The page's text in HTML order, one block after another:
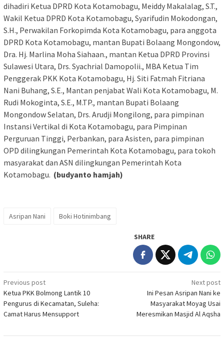
dihadiri Ketua DPRD Kota Kotamobagu, Meiddy Makalalag, S.T.,
Wakil Ketua DPRD Kota Kotamobagu, Syarifudin Mokodongan,
S.H., Perwakilan Forkopimda Kota Kotamobagu, para anggota
DPRD Kota Kotamobagu, mantan Bupati Bolaang Mongondow,
Dra. Hj. Marlina Moha Siahaan., mantan Ketua DPRD Provinsi
Sulawesi Utara, Drs. Syachrial Damopolii., MBA Ketua Tim
Penggerak PKK Kota Kotamobagu, Hj. Siti Fatmah Fitriana
Nani Buhang, S.E., Mantan penjabat Wali Kota Kotamobagu, M.
Rudi Mokoginta, S.E., M.TP., mantan Bupati Bolaang
Mongondow Selatan, Drs. Arudji Mongilong, para pimpinan
Instansi Vertikal di Kota Kotamobagu, para Pimpinan
Perguruan Tinggi, Perbankan, para Asisten, para pimpinan
OPD dilingkungan Pemerintah Kota Kotamobagu, para tokoh
masyarakat dan ASN dilingkungan Pemerintah Kota
Kotamobagu. (budyanto hamjah)
Asripan Nani Boki Hotinimbang
SHARE
Post
navigation
Previous post
Ketua PKK Bolmong Lantik 10
Pengurus di Kecamatan, Suleha:
Camat Harus Mensupport
Next post
Ini Pesan Asripan Nani ke
Masyarakat Moyag Usai
Meresmikan Masjid Al Aqsha